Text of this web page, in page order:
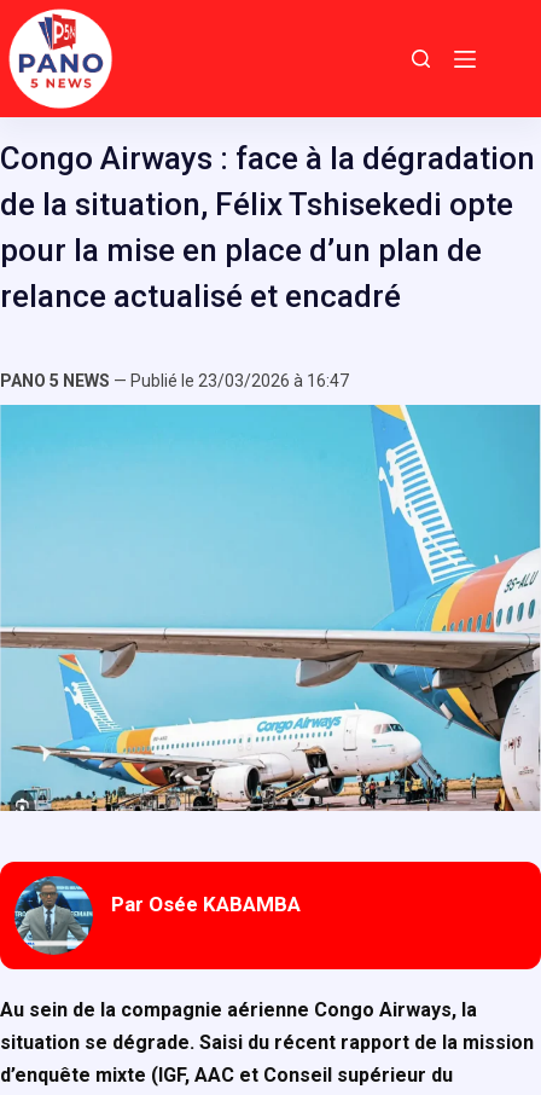
Passer
au
contenu
Congo Airways : face à la dégradation
de la situation, Félix Tshisekedi opte
pour la mise en place d’un plan de
relance actualisé et encadré
PANO 5 NEWS — Publié le 23/03/2026 à 16:47
Par Osée KABAMBA
Au sein de la compagnie aérienne Congo Airways, la
situation se dégrade. Saisi du récent rapport de la mission
d’enquête mixte (IGF, AAC et Conseil supérieur du